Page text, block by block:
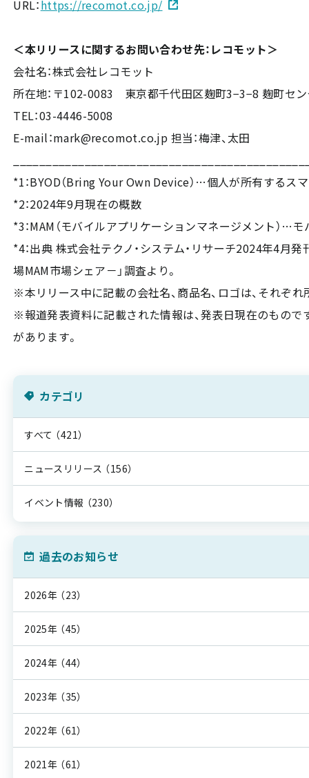
URL：https://recomot.co.jp/
＜本リリースに関するお問い合わせ先：レコモット＞
会社名：株式会社レコモット
所在地：〒102-0083 東京都千代田区麹町3−3−8 麹町セ
TEL：03-4446-5008
E-mail：mark@recomot.co.jp 担当：梅津、太田
*1：BYOD（Bring Your Own Device）…個人が所有するス
*2：2024年9月現在の概数
*3：MAM（モバイルアプリケーションマネージメント）…
*4：出典 株式会社テクノ・システム・リサーチ2024年4月
場MAM市場シェア－」調査より。
※本リリース中に記載の会社名、商品名、ロゴは、それぞ
※報道発表資料に記載された情報は、発表日現在のもので
があります。
カテゴリ
すべて （421）
ニュースリリース （156）
イベント情報 （230）
過去のお知らせ
2026年 （23）
2025年 （45）
2024年 （44）
2023年 （35）
2022年 （61）
2021年 （61）